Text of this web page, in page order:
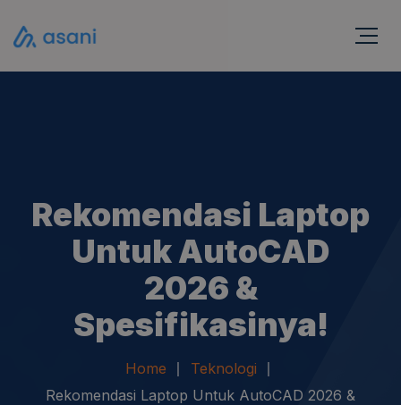
Rekomendasi Laptop
Untuk AutoCAD
2026 &
Spesifikasinya!
Home
Teknologi
Rekomendasi Laptop Untuk AutoCAD 2026 &